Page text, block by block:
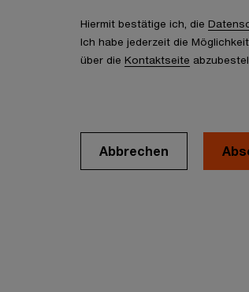
Hiermit bestätige ich, die
Ich habe jederzeit die
über die Kontaktseite
Abbrechen